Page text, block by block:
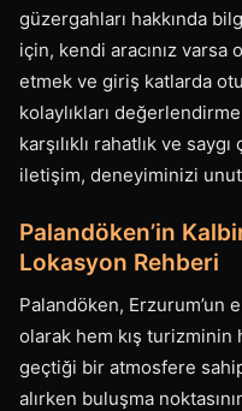
güzergahları hakkında
için, kendi aracınız
etmek ve giriş katlarda
kolaylıkları
karşılıklı rahatlık ve
iletişim, deneyiminizi
Palandöken’in
Lokasyon Rehberi
Palandöken, Erzurum’un
olarak hem kış turizminin
geçtiği bir atmosfere
alırken buluşma